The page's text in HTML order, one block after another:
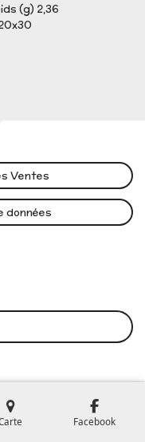
(g) 2,36
Ventes
données
Facebook